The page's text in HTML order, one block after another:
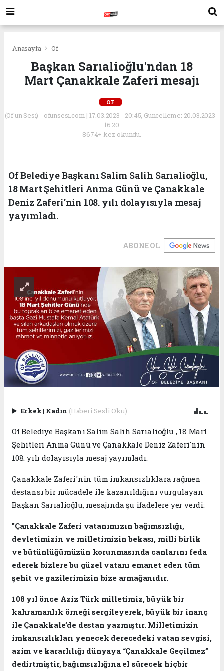
Anasayfa Of
Başkan Sarıalioğlu'ndan 18
Mart Çanakkale Zaferi mesajı
OF
(Of'un Sesi) - ofunsesi.com | 17.03.2023 - 20:45, Güncelleme: 20.03.2023 -
16:20
8674+ kez okundu.
Of Belediye Başkanı Salim Salih Sarıalioğlu,
18 Mart Şehitleri Anma Günü ve Çanakkale
Deniz Zaferi'nin 108. yılı dolayısıyla mesaj
yayımladı.
ABONE OL
Erkek| Kadın (Haberi Sesli Oku)
Of Belediye Başkanı Salim Salih Sarıalioğlu , 18 Mart
Şehitleri Anma Günü ve Çanakkale Deniz Zaferi'nin
108. yılı dolayısıyla mesaj yayımladı.
Çanakkale Zaferi'nin tüm imkansızlıklara rağmen
destansı bir mücadele ile kazanıldığını vurgulayan
Başkan Sarıalioğlu, mesajında şu ifadelere yer verdi:
"Çanakkale Zaferi vatanımızın bağımsızlığı,
devletimizin ve milletimizin bekası, milli birlik
ve bütünlüğümüzün korunmasında canlarını feda
ederek bizlere bu güzel vatanı emanet eden tüm
şehit ve gazilerimizin bize armağanıdır.
108 yıl önce Aziz Türk milletimiz, büyük bir
kahramanlık örneği sergileyerek, büyük bir inanç
ile Çanakkale’de destan yazmıştır. Milletimizin
imkansızlıkları yenecek derecedeki vatan sevgisi,
azim ve kararlılığı dünyaya “Çanakkale Geçilmez”
dedirtmiştir, bağımsızlığına el sürecek hiçbir